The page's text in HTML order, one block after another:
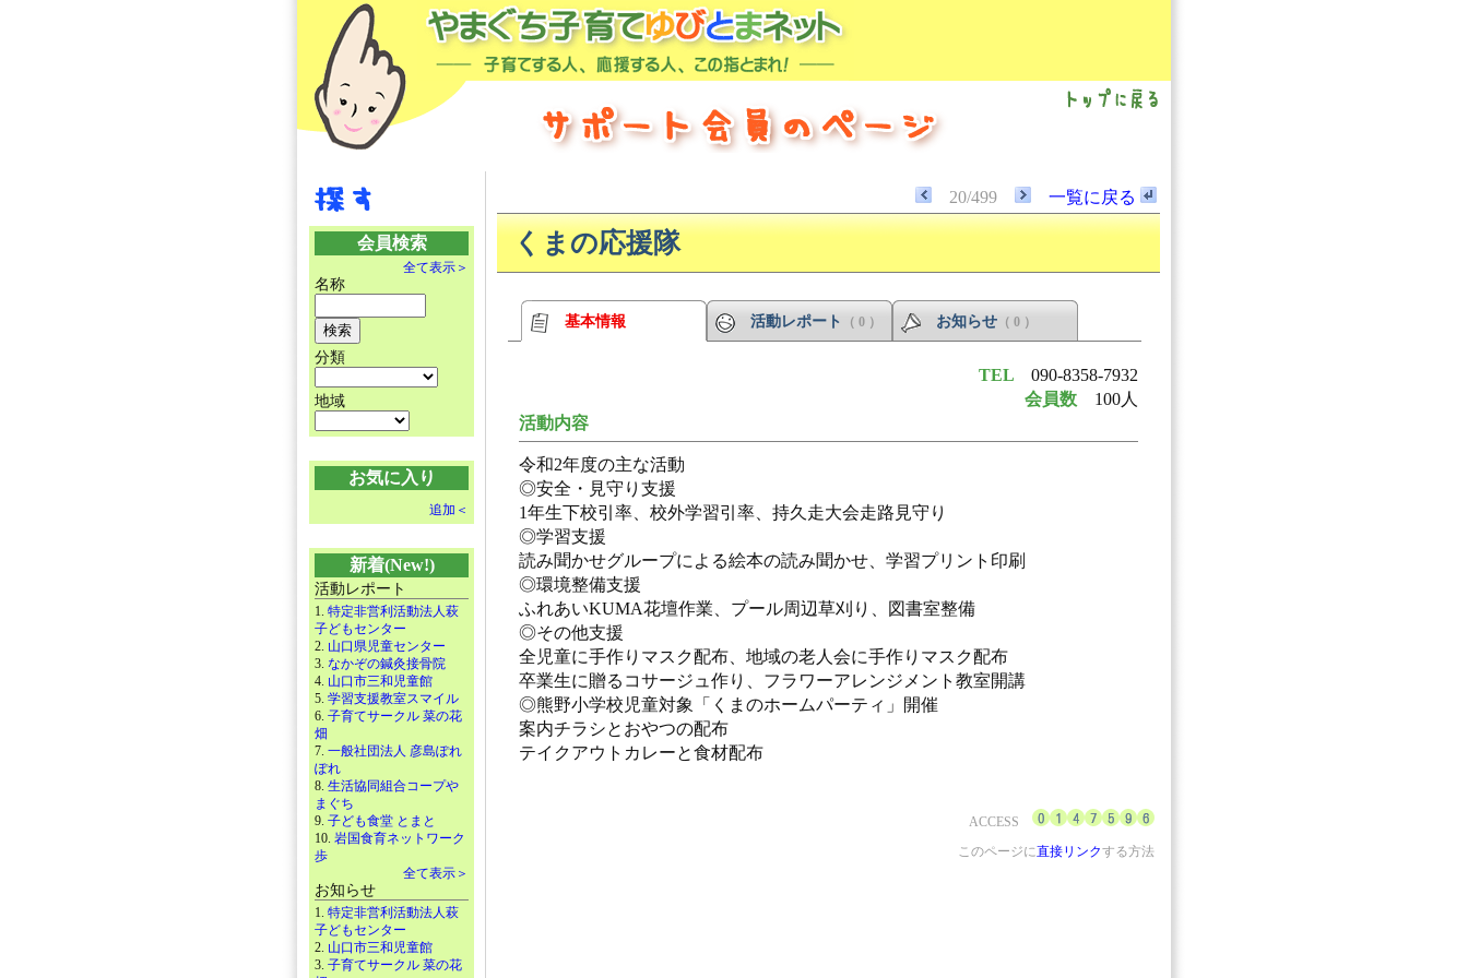
会員検索
全て表示＞
名称
分類
地域
お気に入り
追加＜
新着(New!)
活動レポート
1. 特定非営利活動法人萩
子どもセンター
2. 山口県児童センター
3. なかぞの鍼灸接骨院
4. 山口市三和児童館
5. 学習支援教室スマイル
6. 子育てサークル 菜の花
畑
7. 一般社団法人 彦島ぽれ
ぽれ
8. 生活協同組合コープや
まぐち
9. 子ども食堂 とまと
10. 岩国食育ネットワーク
歩
全て表示＞
お知らせ
1. 特定非営利活動法人萩
子どもセンター
2. 山口市三和児童館
3. 子育てサークル 菜の花
20/499 一覧に戻る
くまの応援隊
基本情報 活動レポート （ 0 ） お知らせ （ 0 ）
TEL 090-8358-7932
会員数 100人
活動内容
令和2年度の主な活動
◎安全・見守り支援
1年生下校引率、校外学習引率、持久走大会走路見守り
◎学習支援
読み聞かせグループによる絵本の読み聞かせ、学習プリント印刷
◎環境整備支援
ふれあいKUMA花壇作業、プール周辺草刈り、図書室整備
◎その他支援
全児童に手作りマスク配布、地域の老人会に手作りマスク配布
卒業生に贈るコサージュ作り、フラワーアレンジメント教室開講
◎熊野小学校児童対象「くまのホームパーティ」開催
案内チラシとおやつの配布
テイクアウトカレーと食材配布
ACCESS
このページに直接リンクする方法